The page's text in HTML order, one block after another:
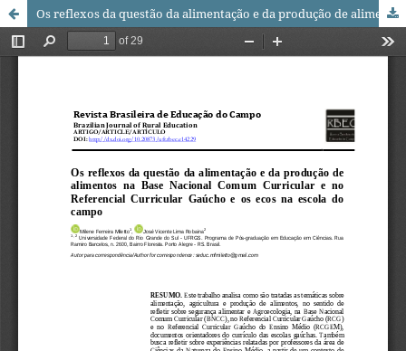
Os reflexos da questão da alimentação e da produção de alimentos na Base Nacional Comum Curricular e no Referencial Curricular Gaúcho e os ecos na escola do campo